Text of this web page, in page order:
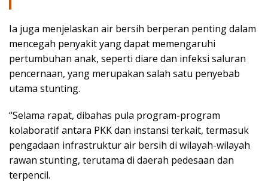
Ia juga menjelaskan air bersih berperan penting dalam
mencegah penyakit yang dapat memengaruhi
pertumbuhan anak, seperti diare dan infeksi saluran
pencernaan, yang merupakan salah satu penyebab
utama stunting.
“Selama rapat, dibahas pula program-program
kolaboratif antara PKK dan instansi terkait, termasuk
pengadaan infrastruktur air bersih di wilayah-wilayah
rawan stunting, terutama di daerah pedesaan dan
terpencil.